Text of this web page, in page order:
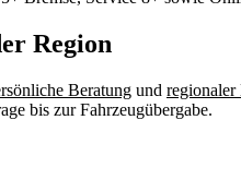
Region
Beratung und regionaler
bis zur Fahrzeugübergabe.